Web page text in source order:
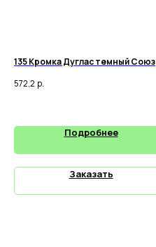
135 Кромка Дуглас темный Союз
572,2 р.
Подробнее
Заказать